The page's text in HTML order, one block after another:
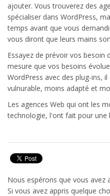
ajouter. Vous trouverez des
spécialiser dans WordPress,
temps avant que vous
vous diront que leurs mains
Essayez de prévoir vos besoin
mesure que vos besoins
WordPress avec des plug-ins,
vulnurable, moins adapté et
Les agences Web qui ont les
technologie, l'ont fait pour une
Nous espérons que vous avez
Si vous avez appris quelque